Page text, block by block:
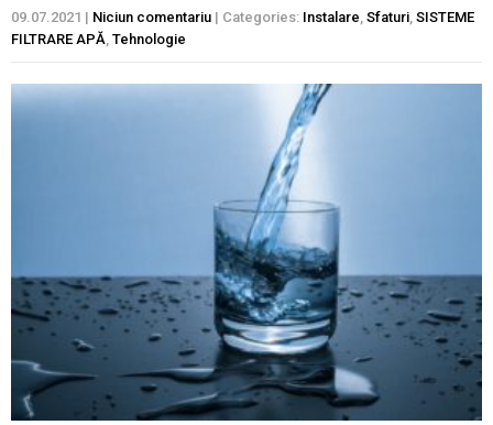
09.07.2021 | Niciun comentariu | Categories: Instalare, Sfaturi, SISTEME
FILTRARE APĂ, Tehnologie